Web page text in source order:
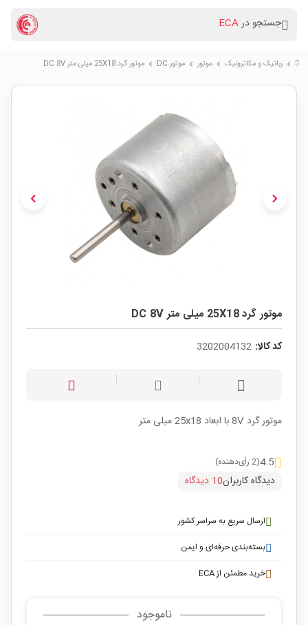
جستجو درECA
chevron_right رباتیک و مکاترونیک chevron_right موتور chevron_right موتور DC chevron_right موتور گرد 25X18 میلی متر DC 8V
chevron_left chevron_right
موتور گرد 25X18 میلی متر DC 8V
کد کالا: 3202004132
موتور گرد 8V با ابعاد 25x18 میلی متر
4.5(2 رأی‌دهنده)
دیدگاه کاربران10 دیدگاه
ارسال سریع به سراسر کشور
بسته‌بندی حرفه‌ای و ایمن
خرید مطمئن از ECA
ناموجود